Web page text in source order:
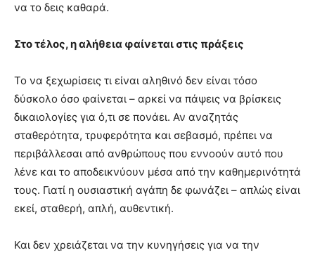
να το δεις καθαρά.
Στο τέλος, η αλήθεια φαίνεται στις πράξεις
Το να ξεχωρίσεις τι είναι αληθινό δεν είναι τόσο
δύσκολο όσο φαίνεται – αρκεί να πάψεις να βρίσκεις
δικαιολογίες για ό,τι σε πονάει. Αν αναζητάς
σταθερότητα, τρυφερότητα και σεβασμό, πρέπει να
περιβάλλεσαι από ανθρώπους που εννοούν αυτό που
λένε και το αποδεικνύουν μέσα από την καθημερινότητά
τους. Γιατί η ουσιαστική αγάπη δε φωνάζει – απλώς είναι
εκεί, σταθερή, απλή, αυθεντική.
Και δεν χρειάζεται να την κυνηγήσεις για να την